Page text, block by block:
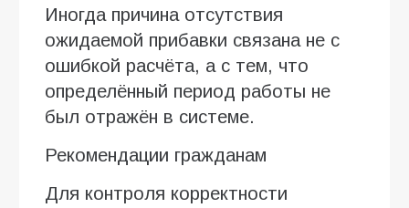
Иногда причина отсутствия
ожидаемой прибавки связана не с
ошибкой расчёта, а с тем, что
определённый период работы не
был отражён в системе.
Рекомендации гражданам
Для контроля корректности